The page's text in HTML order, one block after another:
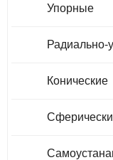
Упорные
Радиально-
Конические